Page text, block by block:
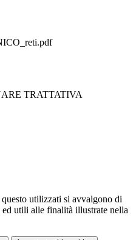
TRATTATIVA
utilizzati si avvalgono di
utili alle finalità illustrate nella